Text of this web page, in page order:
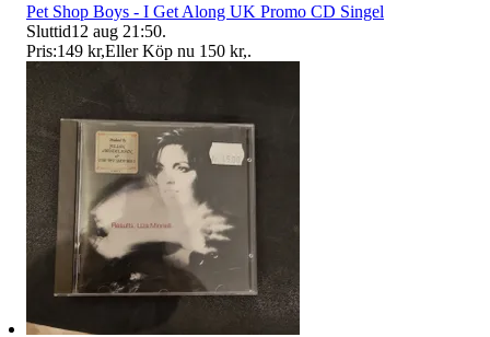
Pet Shop Boys - I Get Along UK Promo CD Singel
Sluttid12 aug 21:50.
Pris:149 kr,Eller Köp nu 150 kr,.